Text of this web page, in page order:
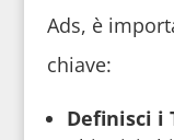
Ads, è
chiave:
Definisci i